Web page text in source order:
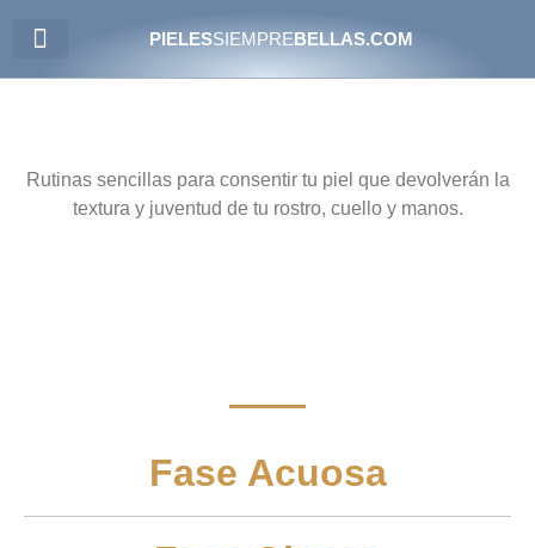
PIELESSIEMPREBELLAS.COM
Rutinas sencillas para consentir tu piel que devolverán la
textura y juventud de tu rostro, cuello y manos.
Fase Acuosa